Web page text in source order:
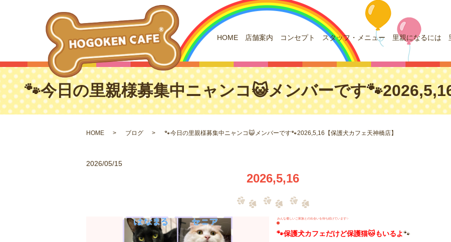
HOME 店舗案内 コンセプト スタッフ・メニュー 里親になるには
🐾今日の里親様募集中ニャンコ😺メンバーです
HOME ブログ 🐾今日の里親様募集中ニャンコ😺メンバーです🐾2026,5,16【保護犬カフェ天神橋店】
2026/05/15
2026,5,16
みんな優しいご家族との出会いを待ち続けています✨
🐾保護犬カフェだけど保護猫🐱もいるよ🐾